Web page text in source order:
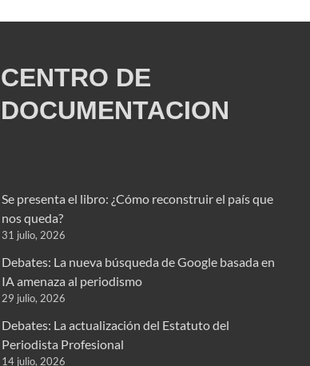
CENTRO DE
DOCUMENTACION
Se presenta el libro: ¿Cómo reconstruir el país que
nos queda?
31 julio, 2026
Debates: La nueva búsqueda de Google basada en
IA amenaza al periodismo
29 julio, 2026
Debates: La actualización del Estatuto del
Periodista Profesional
14 julio, 2026